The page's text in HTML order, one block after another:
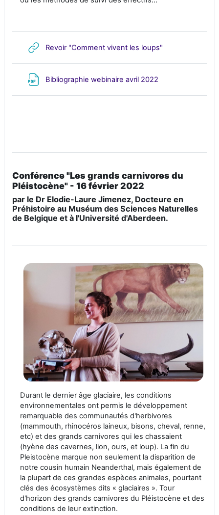
Revoir "Comment vivent les loups"
Bibliographie webinaire avril 2022
Conférence "Les grands carnivores du
Pléistocène" - 16 février 2022
par le Dr Elodie-Laure Jimenez, Docteure en
Préhistoire au Muséum des Sciences Naturelles
de Belgique et à l'Université d'Aberdeen.
Durant le dernier âge glaciaire, les conditions
environnementales ont permis le développement
remarquable des communautés d'herbivores
(mammouth, rhinocéros laineux, bisons, cheval, renne,
etc) et des grands carnivores qui les chassaient
(hyène des cavernes, lion, ours, et loup). La fin du
Pleistocène marque non seulement la disparition de
notre cousin humain Neanderthal, mais également de
la plupart de ces grandes espèces animales, pourtant
clés des écosystèmes dits « glaciaires ». Tour
d'horizon des grands carnivores du Pléistocène et des
conditions de leur extinction.